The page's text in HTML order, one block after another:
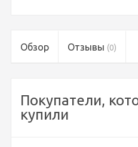
Обзор Отзывы (0)
Покупатели,
купили